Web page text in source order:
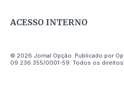
ACESSO INTERNO
© 2026 Jornal Opção. Publicado por
09.236.355/0001-59. Todos os direitos